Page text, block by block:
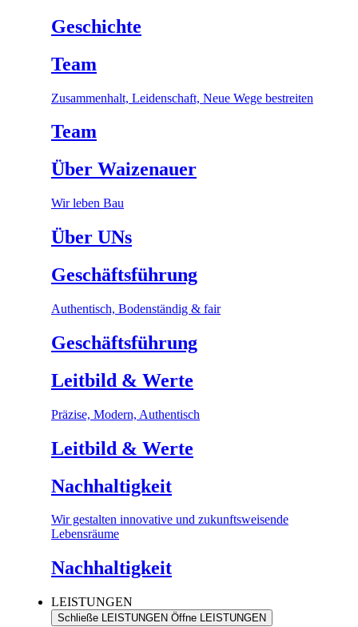
Geschichte
Team
Zusammenhalt, Leidenschaft, Neue Wege bestreiten
Team
Über Waizenauer
Wir leben Bau
Über UNs
Geschäftsführung
Authentisch, Bodenständig & fair
Geschäftsführung
Leitbild & Werte
Präzise, Modern, Authentisch
Leitbild & Werte
Nachhaltigkeit
Wir gestalten innovative und zukunftsweisende
Lebensräume
Nachhaltigkeit
LEISTUNGEN
Schließe LEISTUNGEN Öffne LEISTUNGEN